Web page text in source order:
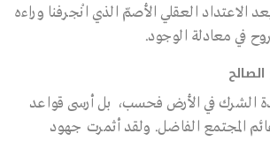
الاعتداد العقلي الأصمّ الذي انْجرفنا وراءه
في معادلة الوجود.
الشرك في الأرض فحسب، بل أرسى قواعد
المجتمع الفاضل. ولقد أثمرت جهود